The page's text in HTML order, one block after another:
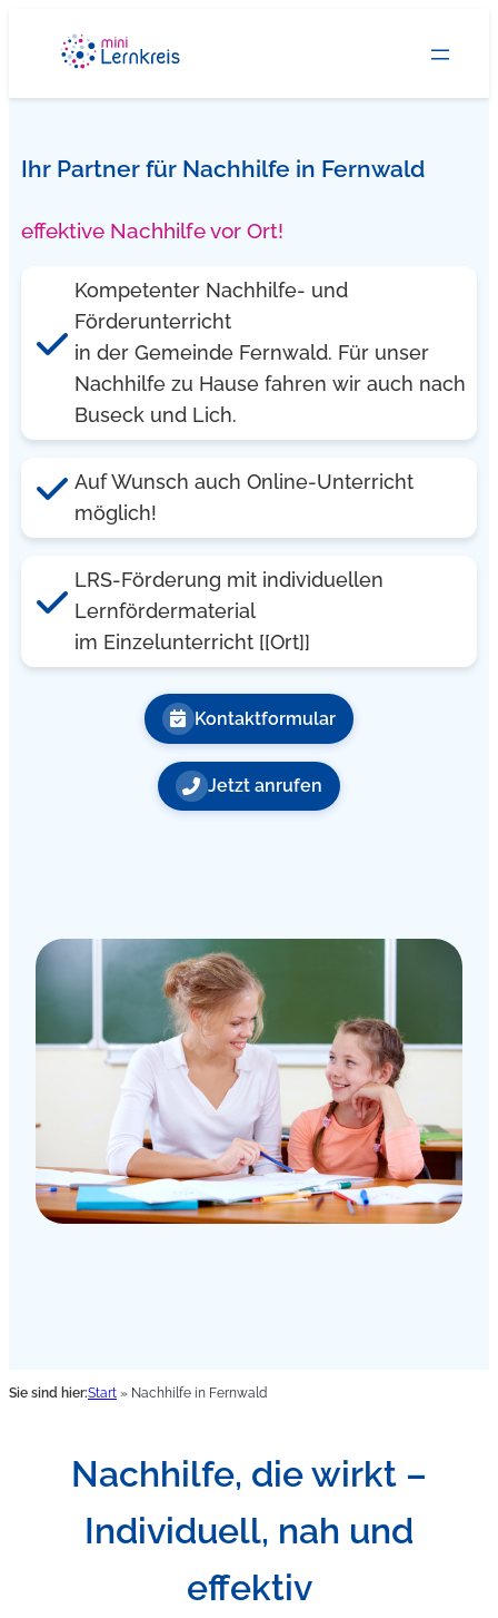
springen
Ihr Partner für Nachhilfe in Fernwald
effektive Nachhilfe vor Ort!
Kompetenter Nachhilfe- und
Förderunterricht
in der Gemeinde Fernwald. Für unser
Nachhilfe zu Hause fahren wir auch nach
Buseck und Lich.
Auf Wunsch auch Online-Unterricht
möglich!
LRS-Förderung mit individuellen
Lernfördermaterial
im Einzelunterricht [[Ort]]
Kontaktformular
Jetzt anrufen
Sie sind hier:Start » Nachhilfe in Fernwald
Nachhilfe, die wirkt –
Individuell, nah und
effektiv